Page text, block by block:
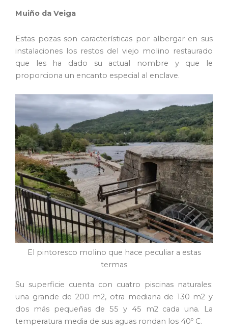
Muiño da Veiga
Estas pozas son características por albergar en sus
instalaciones los restos del viejo molino restaurado
que les ha dado su actual nombre y que le
proporciona un encanto especial al enclave.
El pintoresco molino que hace peculiar a estas
termas
Su superficie cuenta con cuatro piscinas naturales:
una grande de 200 m2, otra mediana de 130 m2 y
dos más pequeñas de 55 y 45 m2 cada una. La
temperatura media de sus aguas rondan los 40º C.